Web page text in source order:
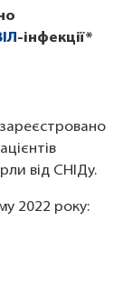
-інфекції*
від СНІДу.
2022 року: